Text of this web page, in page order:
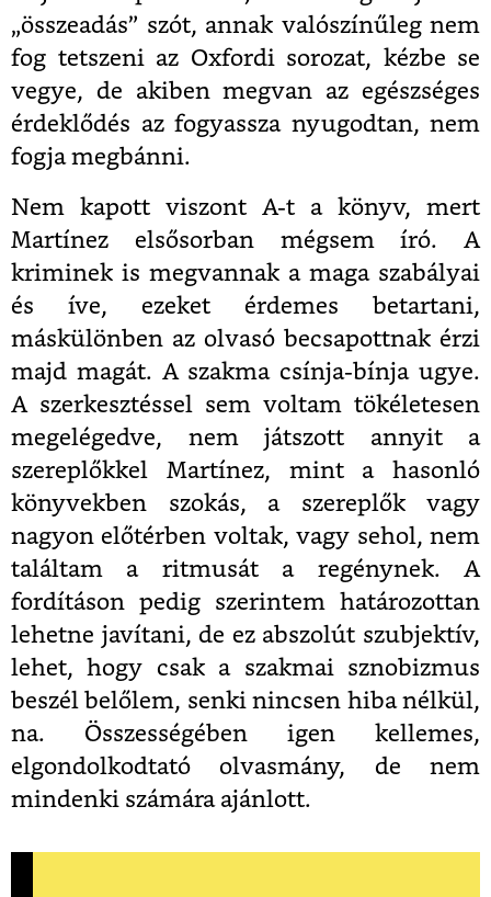
„összeadás” szót, annak valószínűleg nem
fog tetszeni az Oxfordi sorozat, kézbe se
vegye, de akiben megvan az egészséges
érdeklődés az fogyassza nyugodtan, nem
fogja megbánni.
Nem kapott viszont A-t a könyv, mert
Martínez elsősorban mégsem író. A
kriminek is megvannak a maga szabályai
és íve, ezeket érdemes betartani,
máskülönben az olvasó becsapottnak érzi
majd magát. A szakma csínja-bínja ugye.
A szerkesztéssel sem voltam tökéletesen
megelégedve, nem játszott annyit a
szereplőkkel Martínez, mint a hasonló
könyvekben szokás, a szereplők vagy
nagyon előtérben voltak, vagy sehol, nem
találtam a ritmusát a regénynek. A
fordításon pedig szerintem határozottan
lehetne javítani, de ez abszolút szubjektív,
lehet, hogy csak a szakmai sznobizmus
beszél belőlem, senki nincsen hiba nélkül,
na. Összességében igen kellemes,
elgondolkodtató olvasmány, de nem
mindenki számára ajánlott.